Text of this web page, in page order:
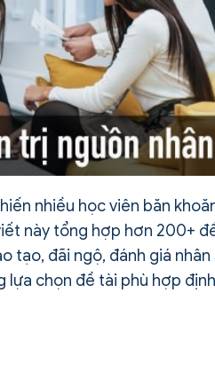
nhiều học viên băn
này tổng hợp hơn 200+
tạo, đãi ngộ, đánh giá nhân
lựa chọn đề tài phù hợp